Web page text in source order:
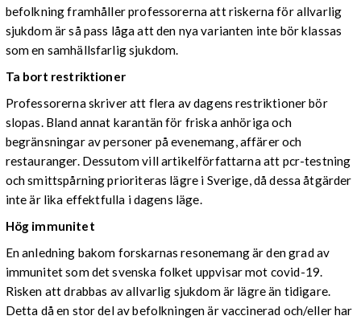
befolkning framhåller professorerna att riskerna för allvarlig
sjukdom är så pass låga att den nya varianten inte bör klassas
som en samhällsfarlig sjukdom.
Ta bort restriktioner
Professorerna skriver att flera av dagens restriktioner bör
slopas. Bland annat karantän för friska anhöriga och
begränsningar av personer på evenemang, affärer och
restauranger. Dessutom vill artikelförfattarna att pcr-testning
och smittspårning prioriteras lägre i Sverige, då dessa åtgärder
inte är lika effektfulla i dagens läge.
Hög immunitet
En anledning bakom forskarnas resonemang är den grad av
immunitet som det svenska folket uppvisar mot covid-19.
Risken att drabbas av allvarlig sjukdom är lägre än tidigare.
Detta då en stor del av befolkningen är vaccinerad och/eller har